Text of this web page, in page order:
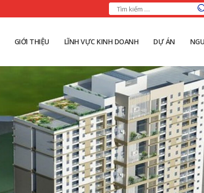
GIỚI THIỆU LĨNH VỰC KINH DOANH DỰ ÁN